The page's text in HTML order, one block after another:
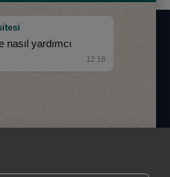
60 00
nasıl yardımcı
12:18